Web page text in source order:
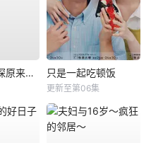
请保持名侦探原来的样子 只是一起吃顿饭
更新至第06集